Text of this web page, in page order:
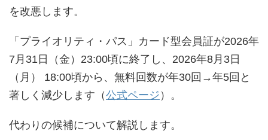
を改悪します。
「プライオリティ・パス」カード型会員証が2026年
7月31日（金）23:00頃に終了し、2026年8月3日
（月） 18:00頃から、無料回数が年30回→年5回と
著しく減少します（公式ページ ）。
代わりの候補について解説します。